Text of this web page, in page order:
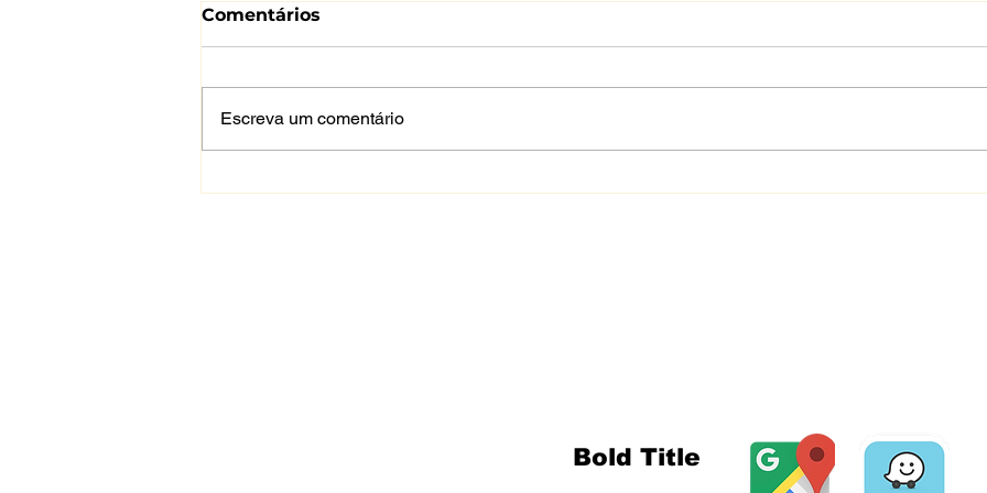
Comentários
Escreva um comentário
Bold Title